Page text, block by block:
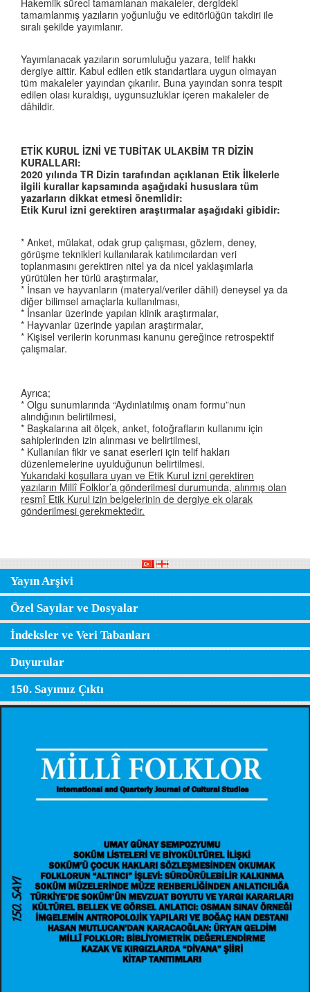
Hakemlik süreci tamamlanan makaleler, dergideki
tamamlanmış yazıların yoğunluğu ve editörlüğün takdiri ile
sıralı şekilde yayımlanır.
Yayımlanacak yazıların sorumluluğu yazara, telif hakkı
dergiye aittir. Kabul edilen etik standartlara uygun olmayan
tüm makaleler yayından çıkarılır. Buna yayından sonra tespit
edilen olası kuraldışı, uygunsuzluklar içeren makaleler de
dâhildir.
ETİK KURUL İZNİ VE TUBİTAK ULAKBİM TR DİZİN
KURALLARI:
2020 yılında TR Dizin tarafından açıklanan Etik İlkelerle
ilgili kurallar kapsamında aşağıdaki hususlara tüm
yazarların dikkat etmesi önemlidir:
Etik Kurul izni gerektiren araştırmalar aşağıdaki gibidir:
* Anket, mülakat, odak grup çalışması, gözlem, deney,
görüşme teknikleri kullanılarak katılımcılardan veri
toplanmasını gerektiren nitel ya da nicel yaklaşımlarla
yürütülen her türlü araştırmalar,
* İnsan ve hayvanların (materyal/veriler dâhil) deneysel ya da
diğer bilimsel amaçlarla kullanılması,
* İnsanlar üzerinde yapılan klinik araştırmalar,
* Hayvanlar üzerinde yapılan araştırmalar,
* Kişisel verilerin korunması kanunu gereğince retrospektif
çalışmalar.
Ayrıca;
* Olgu sunumlarında “Aydınlatılmış onam formu”nun
alındığının belirtilmesi,
* Başkalarına ait ölçek, anket, fotoğrafların kullanımı için
sahiplerinden izin alınması ve belirtilmesi,
* Kullanılan fikir ve sanat eserleri için telif hakları
düzenlemelerine uyulduğunun belirtilmesi.
Yukarıdaki koşullara uyan ve Etik Kurul izni gerektiren
yazıların Millî Folklor’a gönderilmesi durumunda, alınmış olan
resmî Etik Kurul izin belgelerinin de dergiye ek olarak
gönderilmesi gerekmektedir.
Yayın Arşivi
Özel Sayılar ve Dosyalar
İndeksler ve Veri Tabanları
Duyurular
150. Sayımız Çıktı